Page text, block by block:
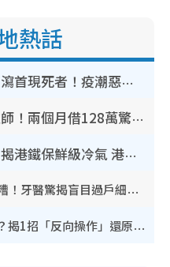
熱話
奪命寄生蟲｜食生菜狂瀉首現死者！疫潮惡化錄1.8萬宗病例 揭洗菜3大謬誤
銀行高層戀上水療女技師！兩個月借128萬驚覺「沉船」沉落火海 揭背後疑似邪教操控賣淫
內地客歎港人唔識老！揭港鐵保鮮級冷氣 港人求放過：咪投訴
牙線棒亂用隨時越清越污糟！牙醫驚揭盲目過戶細菌恐致蛀牙：呢種先係日常真保養
WhatsApp預設貼圖點刪？揭1招「反向操作」還原簡潔介面 附3步實測教學